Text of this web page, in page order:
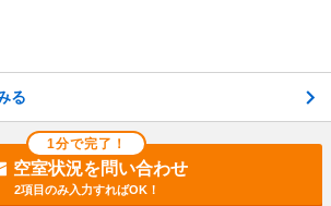
る
1分で完了！
空室状況を問い合わせ
2項目のみ入力すればOK！